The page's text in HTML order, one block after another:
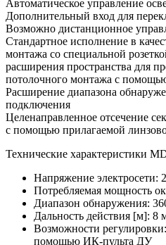
Автоматическое управление
Дополнительный вход для
Возможно дистанционное
Стандартное исполнение в
монтажа со специальной
расширения пространства для
потолочного монтажа с
Расширение диапазона
подключения
Целенаправленное отсечение
с помощью прилагаемой
Технические характеристики
Напряжение электросети:
Потребляемая мощность
Диапазон обнаружения:
Дальность действия [м]: 8
Возможности
помощью ИК-пульта ДУ